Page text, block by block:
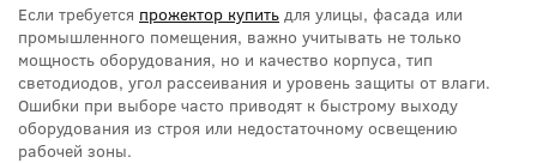
Если требуется прожектор купить для улицы, фасада или
промышленного помещения, важно учитывать не только
мощность оборудования, но и качество корпуса, тип
светодиодов, угол рассеивания и уровень защиты от влаги.
Ошибки при выборе часто приводят к быстрому выходу
оборудования из строя или недостаточному освещению
рабочей зоны.